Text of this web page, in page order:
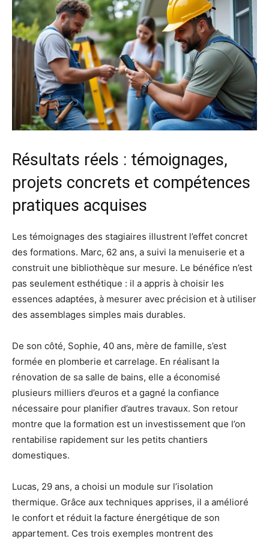
Résultats réels : témoignages,
projets concrets et compétences
pratiques acquises
Les témoignages des stagiaires illustrent l’effet concret
des formations. Marc, 62 ans, a suivi la menuiserie et a
construit une bibliothèque sur mesure. Le bénéfice n’est
pas seulement esthétique : il a appris à choisir les
essences adaptées, à mesurer avec précision et à utiliser
des assemblages simples mais durables.
De son côté, Sophie, 40 ans, mère de famille, s’est
formée en plomberie et carrelage. En réalisant la
rénovation de sa salle de bains, elle a économisé
plusieurs milliers d’euros et a gagné la confiance
nécessaire pour planifier d’autres travaux. Son retour
montre que la formation est un investissement que l’on
rentabilise rapidement sur les petits chantiers
domestiques.
Lucas, 29 ans, a choisi un module sur l’isolation
thermique. Grâce aux techniques apprises, il a amélioré
le confort et réduit la facture énergétique de son
appartement. Ces trois exemples montrent des